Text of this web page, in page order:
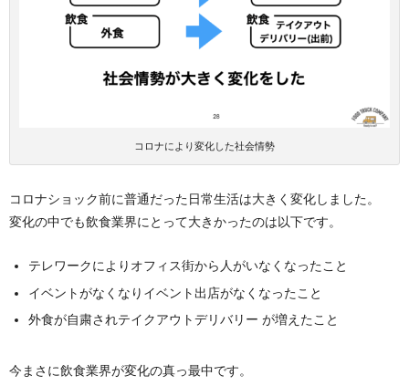
コロナにより変化した社会情勢
コロナショック前に普通だった日常生活は大きく変化しました。
変化の中でも飲食業界にとって大きかったのは以下です。
テレワークによりオフィス街から人がいなくなったこと
イベントがなくなりイベント出店がなくなったこと
外食が自粛されテイクアウトデリバリー が増えたこと
今まさに飲食業界が変化の真っ最中です。